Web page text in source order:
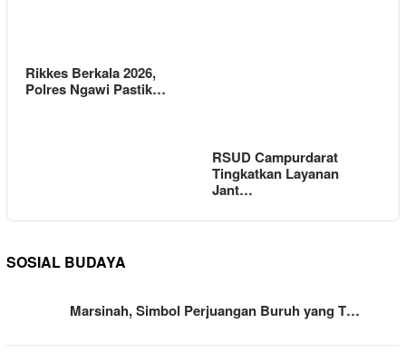
Rikkes Berkala 2026,
Polres Ngawi Pastik…
RSUD Campurdarat
Tingkatkan Layanan
Jant…
SOSIAL BUDAYA
Marsinah, Simbol Perjuangan Buruh yang T…